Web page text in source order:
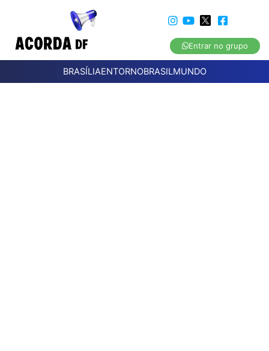
Entrar no grupo
BRASÍLIAENTORNOBRASILMUNDO